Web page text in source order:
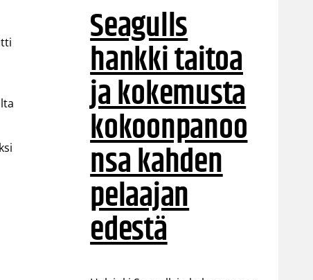
Seagulls
hankki taitoa
ja kokemusta
kokoonpanoo
nsa kahden
pelaajan
edestä